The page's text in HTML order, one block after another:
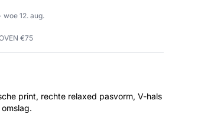
woe 12. aug.
€75
print, rechte relaxed pasvorm, V-hals